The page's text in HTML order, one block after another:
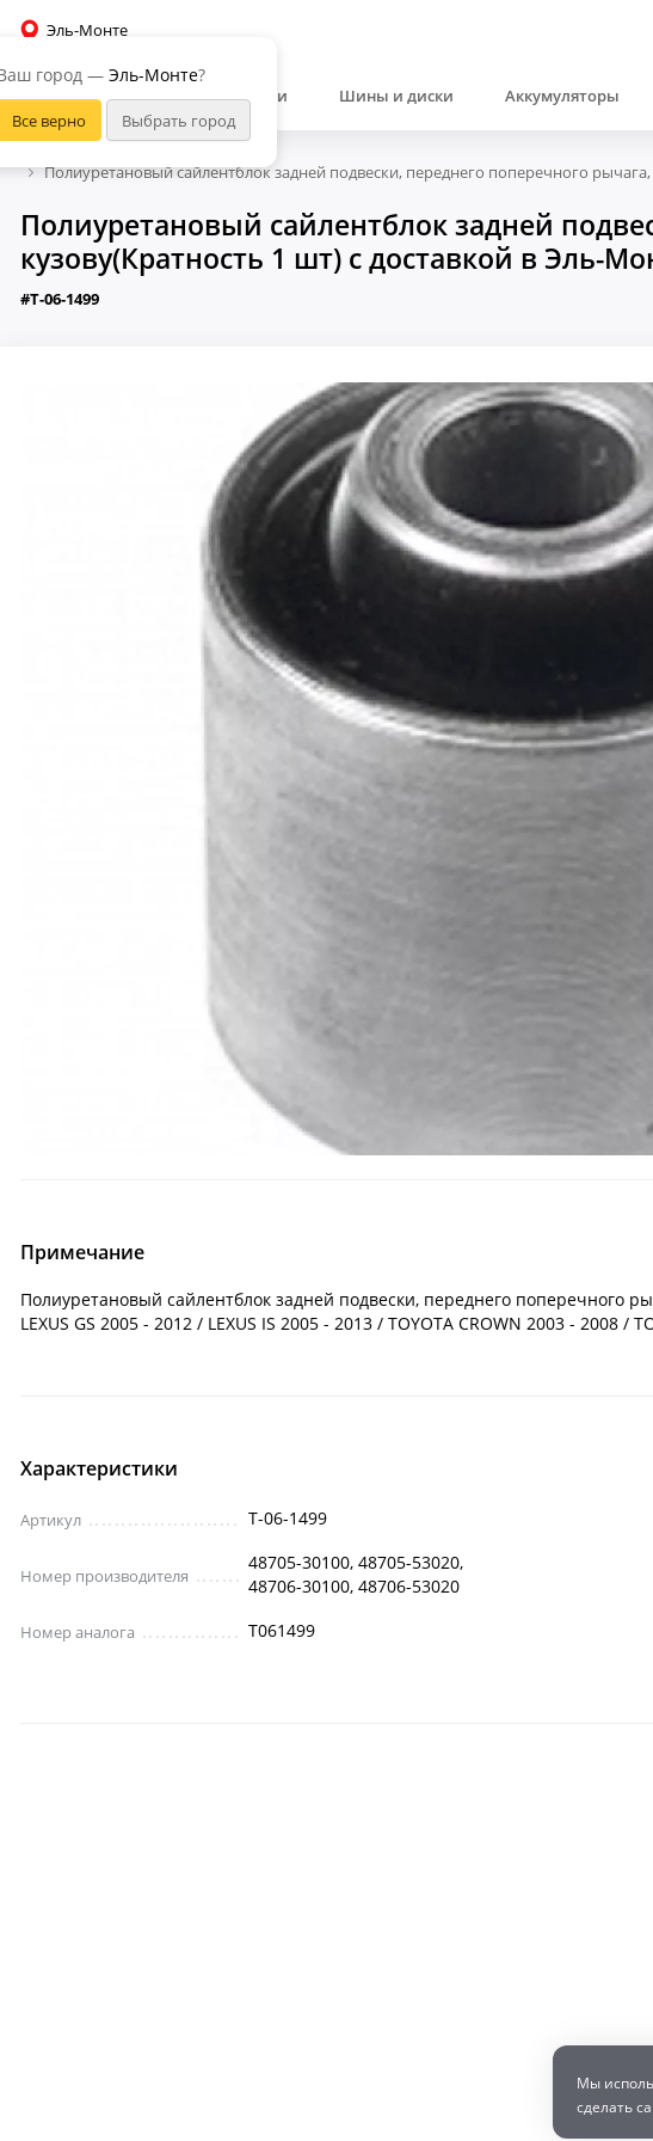
Эль-Монте
город — Эль-Монте?
Автозапчасти Шины и диски Аккумуляторы
Полиуретановый сайлентблок задней подвески, переднего поперечного
Полиуретановый сайлентблок задней
кузову(Кратность 1 шт) с доставкой в Эль-
#T-06-1499
Примечание
Полиуретановый сайлентблок задней подвески, переднего поперечного
LEXUS GS 2005 - 2012 / LEXUS IS 2005 - 2013 / TOYOTA CROWN 2003 - 2008 /
Характеристики
Артикул T-06-1499
Номер производителя
48705-30100, 48705-53020,
48706-30100, 48706-53020
Номер аналога T061499
Мы
сделать